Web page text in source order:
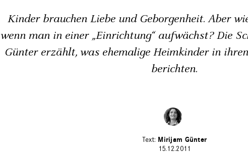
Kinder brauchen Liebe und Geborgenheit. Aber
wenn man in einer „Einrichtung“ aufwächst? Die
Günter erzählt, was ehemalige Heimkinder in
berichten.
Mirijam Günter
15.12.2011